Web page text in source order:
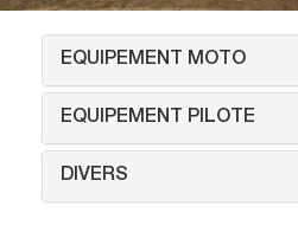
EQUIPEMENT MOTO
EQUIPEMENT PILOTE
DIVERS